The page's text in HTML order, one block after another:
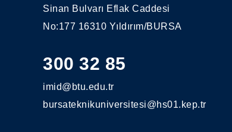
Sinan Bulvarı Eflak Caddesi
No:177 16310 Yıldırım/BURSA
300 32 85
imid@btu.edu.tr
bursateknikuniversitesi@hs01.kep.tr